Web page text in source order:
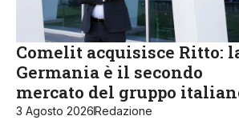
Comelit acquisisce Ritto:
Germania è il secondo
mercato del gruppo
3 Agosto 2026Redazione